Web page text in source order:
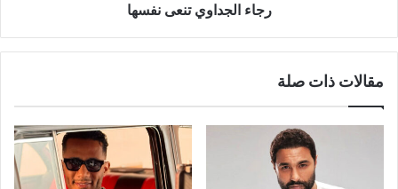
رجاء الجداوي تنعى نفسها
مقالات ذات صلة